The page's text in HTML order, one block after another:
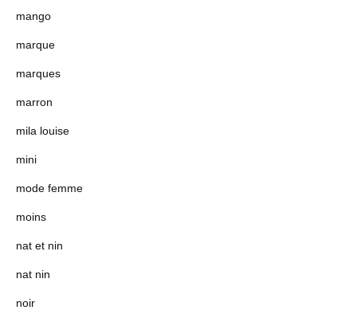
mango
marque
marques
marron
mila louise
mini
mode femme
moins
nat et nin
nat nin
noir